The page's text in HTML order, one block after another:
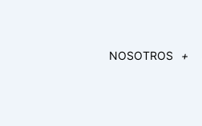
NOSOTROS